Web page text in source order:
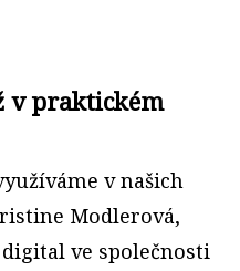
v praktickém
v našich
Modlerová,
ve společnosti